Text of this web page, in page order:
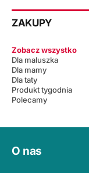
ZAKUPY
Zobacz wszystko
Dla maluszka
Dla mamy
Dla taty
Produkt tygodnia
Polecamy
O nas